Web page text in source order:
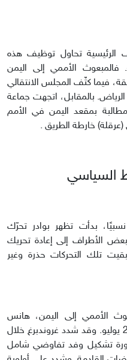
الرئيسية تحاول توظيف هذه
فالمبعوث الأممي إلى اليمن
فيما كثّف المجلس الانتقالي
بالمقابل، اتجهت جماعة
بمقعد اليمن في الأمم
(عرقلة) خارطة الطريق .
السياسي
بدأت تظهر بوادر تحرّك
الأطراف إلى إعادة تحريك
تلك التحركات حذرة وغير
الأممي إلى اليمن، هانس
غروندبرغ، إلى العاصمة عدن في 1- 2 يوليو. وقد شدد غروندبرغ خلال
تشكيل وفد تفاوضي شامل